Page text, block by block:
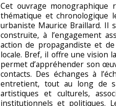
‎Cet ouvrage
thématique et chronologique
urbaniste Maurice Braillard. Il
construite, à l’engagement
action de propagandiste et
locale. Bref, il offre une vision
permet d’appréhender son
contacts. Des échanges à
entretient, tout au long de
artistiques et culturels,
institutionnels et politiques.